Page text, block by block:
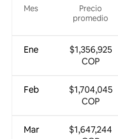
Mes
Ene
Feb
Mar
Precio
promedio
$1,356,925
COP
$1,704,045
COP
$1,647,244